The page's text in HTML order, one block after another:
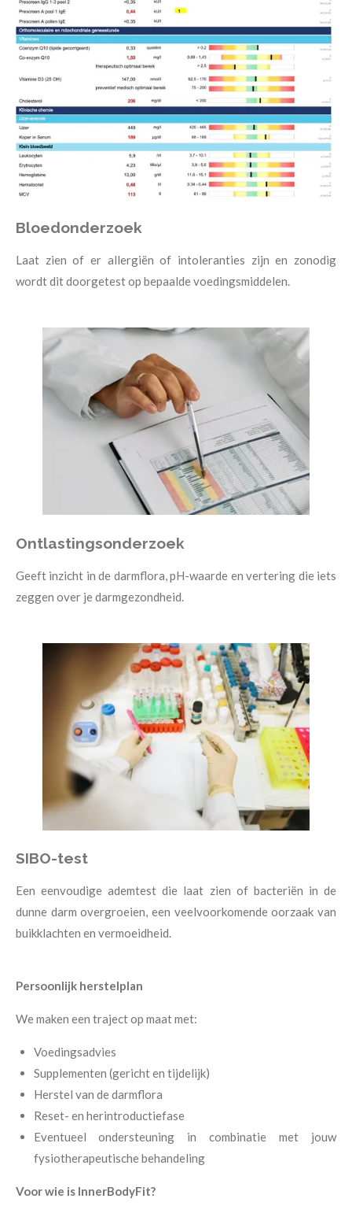
Bloedonderzoek
Laat zien of er allergiën of intoleranties zijn en zonodig
wordt dit doorgetest op bepaalde voedingsmiddelen.
Ontlastingsonderzoek
Geeft inzicht in de darmflora, pH-waarde en vertering die iets
zeggen over je darmgezondheid.
SIBO-test
Een eenvoudige ademtest die laat zien of bacteriën in de
dunne darm overgroeien, een veelvoorkomende oorzaak van
buikklachten en vermoeidheid.
Persoonlijk herstelplan
We maken een traject op maat met:
Voedingsadvies
Supplementen (gericht en tijdelijk)
Herstel van de darmflora
Reset- en herintroductiefase
Eventueel ondersteuning in combinatie met jouw
fysiotherapeutische behandeling
Voor wie is InnerBodyFit?